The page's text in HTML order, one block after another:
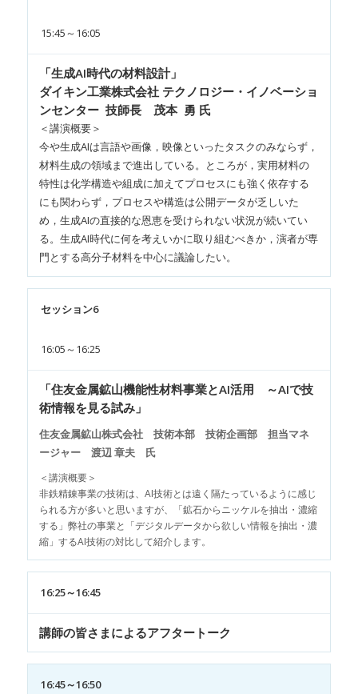
15:45～16:05
「生成AI時代の材料設計」
ダイキン工業株式会社 テクノロジー・イノベーショ
ンセンター 技師長 茂本 勇 氏
＜講演概要＞
今や生成AIは言語や画像，映像といったタスクのみならず，
材料生成の領域まで進出している。ところが，実用材料の
特性は化学構造や組成に加えてプロセスにも強く依存する
にも関わらず，プロセスや構造は公開データが乏しいた
め，生成AIの直接的な恩恵を受けられない状況が続いてい
る。生成AI時代に何を考えいかに取り組むべきか，演者が専
門とする高分子材料を中心に議論したい。
セッション6
16:05～16:25
「住友金属鉱山機能性材料事業とAI活用 ～AIで技
術情報を見る試み」
住友金属鉱山株式会社 技術本部 技術企画部 担当マネ
ージャー 渡辺 章夫 氏
＜講演概要＞
非鉄精錬事業の技術は、AI技術とは遠く隔たっているように感じ
られる方が多いと思いますが、「鉱石からニッケルを抽出・濃縮
する」弊社の事業と「デジタルデータから欲しい情報を抽出・濃
縮」するAI技術の対比して紹介します。
16:25～16:45
講師の皆さまによるアフタートーク
16:45～16:50